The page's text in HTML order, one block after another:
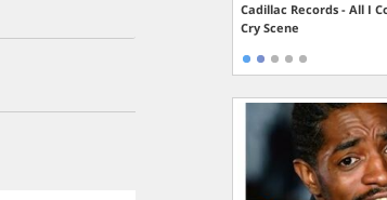
Cadillac Records - All I
Cry Scene